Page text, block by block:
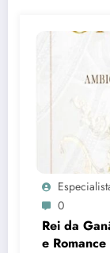
0
Rei da
e Romance